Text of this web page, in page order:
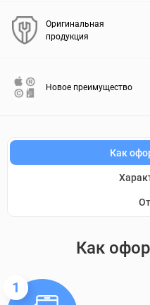
Оригинальная
продукция
Новое преимущество
Как
Как
1